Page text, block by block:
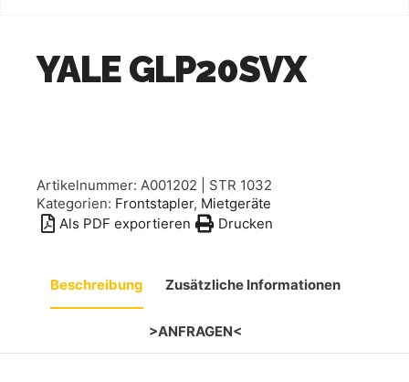
YALE GLP20SVX
Artikelnummer: A001202 | STR 1032
Kategorien: Frontstapler, Mietgeräte
Als PDF exportieren
Drucken
Beschreibung Zusätzliche Informationen
>ANFRAGEN<